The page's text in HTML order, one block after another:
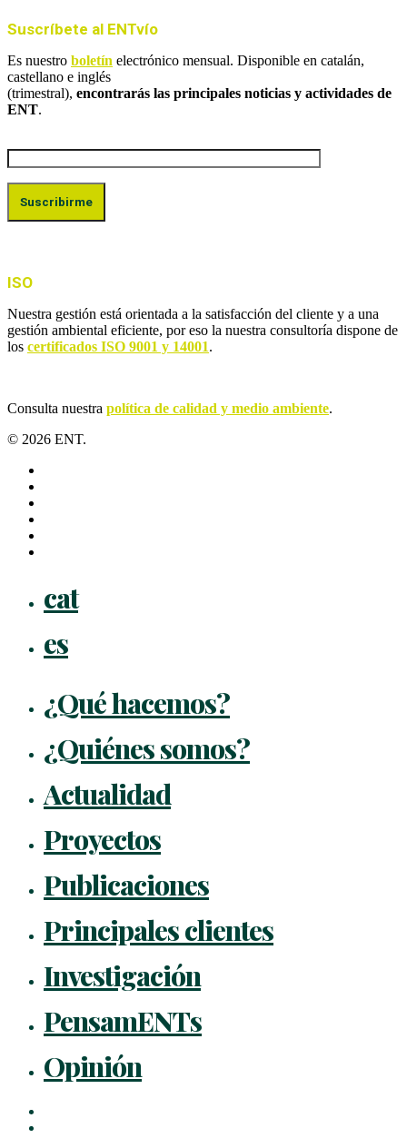
Suscríbete al ENTvío
Es nuestro boletín electrónico mensual. Disponible en catalán,
castellano e inglés
(trimestral), encontrarás las principales noticias y actividades de
ENT.
ISO
Nuestra gestión está orientada a la satisfacción del cliente y a una
gestión ambiental eficiente, por eso la nuestra consultoría dispone de
los certificados ISO 9001 y 14001.
Consulta nuestra política de calidad y medio ambiente.
© 2026 ENT.
cat
es
¿Qué hacemos?
¿Quiénes somos?
Actualidad
Proyectos
Publicaciones
Principales clientes
Investigación
PensamENTs
Opinión